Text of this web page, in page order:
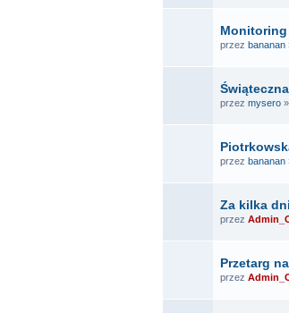
przez bananan
przez mysero
przez bananan
Za kilka
przez
Przetarg
przez